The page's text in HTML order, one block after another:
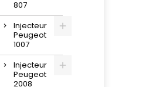
807
Injecteur
Peugeot
1007
Injecteur
Peugeot
2008